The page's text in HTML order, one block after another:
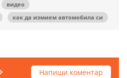
видео
как да измием автомобила си
Напиши коментар